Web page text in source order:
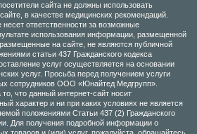
сайта не должны использовать
в качестве медицинских рекомендаций.
ответственности за возможные
использования информации, размещенной
на сайте, не являются публичной
статьи 437 Гражданского кодекса
услуг осуществляется на основании
услуг. Просьба перед получением услуги
сотрудников ООО «Юнайтед Медгрупп».
что данный интернет-сайт носит
характер и ни при каких условиях не является
положениями Статьи 437 (2) Гражданского
Для получения подробной информации о